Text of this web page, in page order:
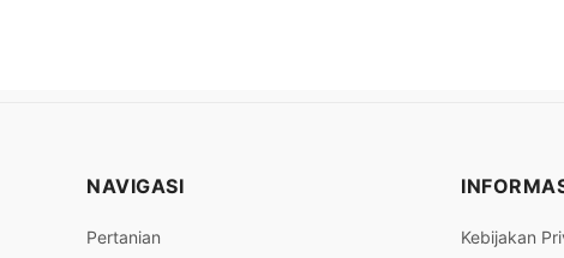
NAVIGASI
Pertanian Kebijakan